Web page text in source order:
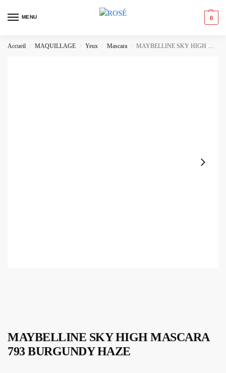
MENU 0
Accueil / MAQUILLAGE / Yeux / Mascara / MAYBELLINE SKY HIGH MASCARA 793 BURGUNDY HAZE
MAYBELLINE SKY HIGH MASCARA
793 BURGUNDY HAZE